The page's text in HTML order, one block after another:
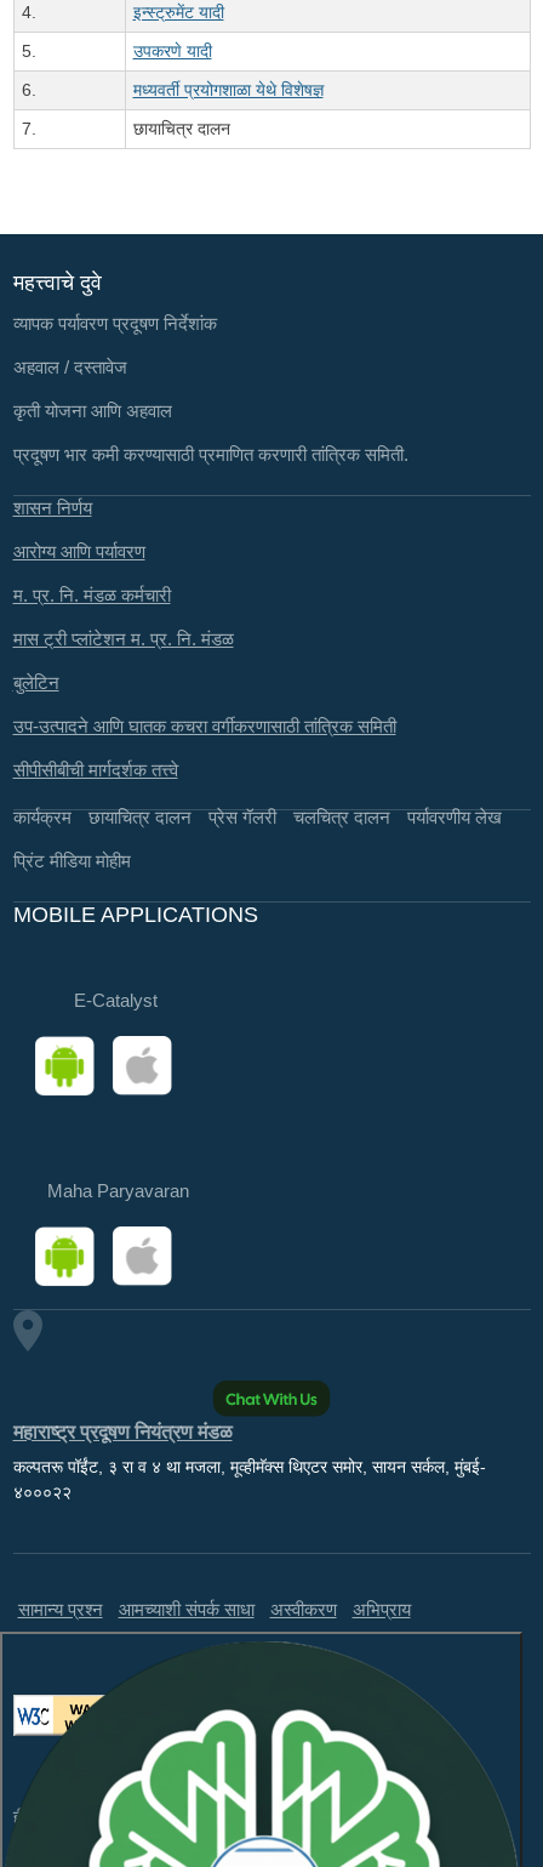
4.
इन्स्ट्रुमेंट यादी
5.
उपकरणे यादी
6.
मध्यवर्ती प्रयोगशाळा येथे विशेषज्ञ
7.
छायाचित्र दालन
महत्त्वाचे दुवे
व्यापक पर्यावरण प्रदूषण निर्देशांक
अहवाल / दस्तावेज
कृती योजना आणि अहवाल
प्रदूषण भार कमी करण्यासाठी प्रमाणित करणारी तांत्रिक समिती.
शासन निर्णय
आरोग्य आणि पर्यावरण
म. प्र. नि. मंडळ कर्मचारी
मास ट्री प्लांटेशन म. प्र. नि. मंडळ
बुलेटिन
उप-उत्पादने आणि घातक कचरा वर्गीकरणासाठी तांत्रिक समिती
सीपीसीबीची मार्गदर्शक तत्त्वे
कार्यक्रम छायाचित्र दालन प्रेस गॅलरी चलचित्र दालन पर्यावरणीय लेख
प्रिंट मीडिया मोहीम
MOBILE APPLICATIONS
E-Catalyst
Maha Paryavaran
महाराष्ट्र प्रदूषण नियंत्रण मंडळ
कल्पतरू पॉईंट, ३ रा व ४ था मजला, मूव्हीमॅक्स थिएटर समोर, सायन सर्कल, मुंबई-
४०००२२
सामान्य प्रश्न आमच्याशी संपर्क साधा अस्वीकरण अभिप्राय
ही वेबसाइट WCAG 2.1 लेव्हल AA आणि GIGW 3.0 चे पालन करते.